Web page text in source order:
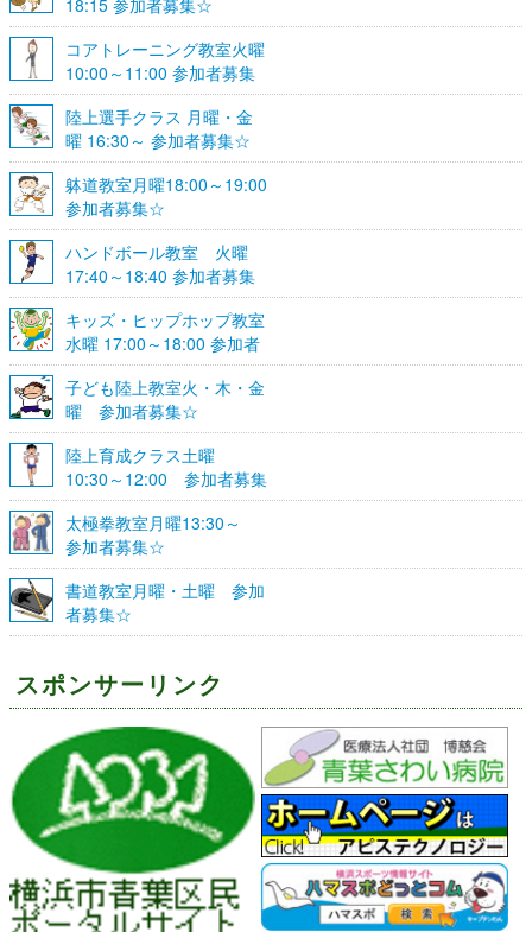
コアトレーニング教室火曜
10:00～11:00 参加者募集
陸上選手クラス 月曜・金
曜 16:30～ 参加者募集☆
躰道教室月曜18:00～19:00
参加者募集☆
ハンドボール教室 火曜
17:40～18:40 参加者募集
☆
キッズ・ヒップホップ教室
水曜 17:00～18:00 参加者
募集☆
子ども陸上教室火・木・金
曜 参加者募集☆
陸上育成クラス土曜
10:30～12:00 参加者募集
☆
太極拳教室月曜13:30～
参加者募集☆
書道教室月曜・土曜 参加
者募集☆
スポンサーリンク